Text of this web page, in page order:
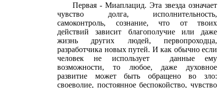
Первая - Миаплацид. Эта звезда означает
чувство долга, исполнительность,
самоконтроль, сознание, что от твоих
действий зависит благополучие или даже
жизнь других людей, первопроходца,
разработчика новых путей. И как обычно если
человек не использует данные ему
возможности, то любое, даже духовное
развитие может быть обращено во зло:
своеволие, постоянное беспокойство, чувство